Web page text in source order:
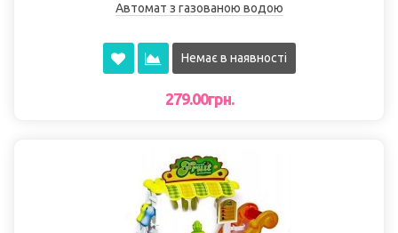
Автомат з газованою водою
Немає в наявності
279.00грн.